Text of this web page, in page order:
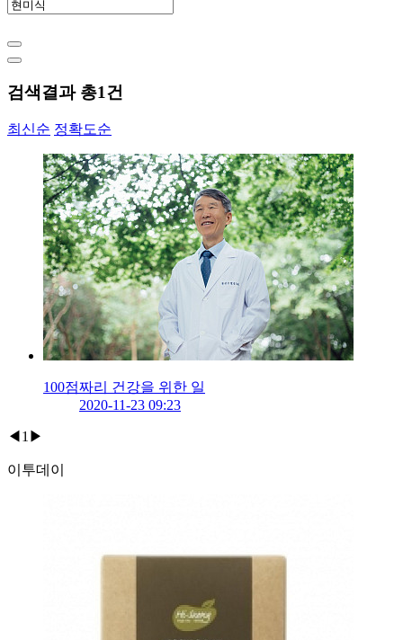
검색결과 총1건
최신순 정확도순
100점짜리 건강을 위한 일
2020-11-23 09:23
◀ 1 ▶
이투데이